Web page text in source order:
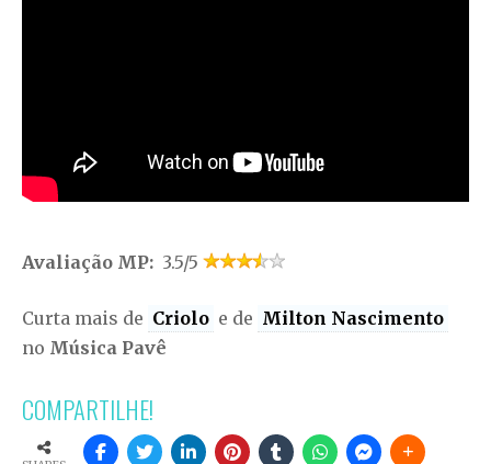
Avaliação MP: 3.5/5
Curta mais de Criolo e de Milton Nascimento
no Música Pavê
COMPARTILHE!